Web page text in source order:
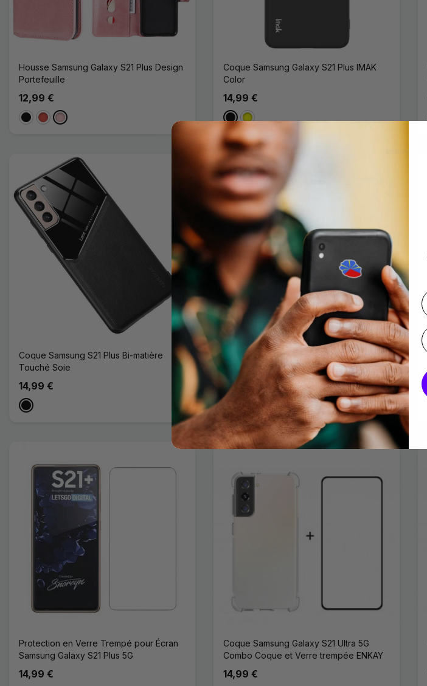
Housse Samsung Galaxy S21 Plus Design
Portefeuille
12,99 €
NoirRouge
Rose
Coque Samsung Galaxy S21 Plus IMAK
Color
14,99 €
NoirJaune
Coque Samsung S21 Plus Bi-matière
Touché Soie
14,99 €
Noir
Protection Écran Verre Trempé Contours
Noirs Samsung Galaxy S21 Plus
14,99 €
Protection en Verre Trempé pour Écran
Samsung Galaxy S21 Plus 5G
14,99 €
Coque Samsung Galaxy S21 Ultra 5G
Combo Coque et Verre trempée ENKAY
14,99 €